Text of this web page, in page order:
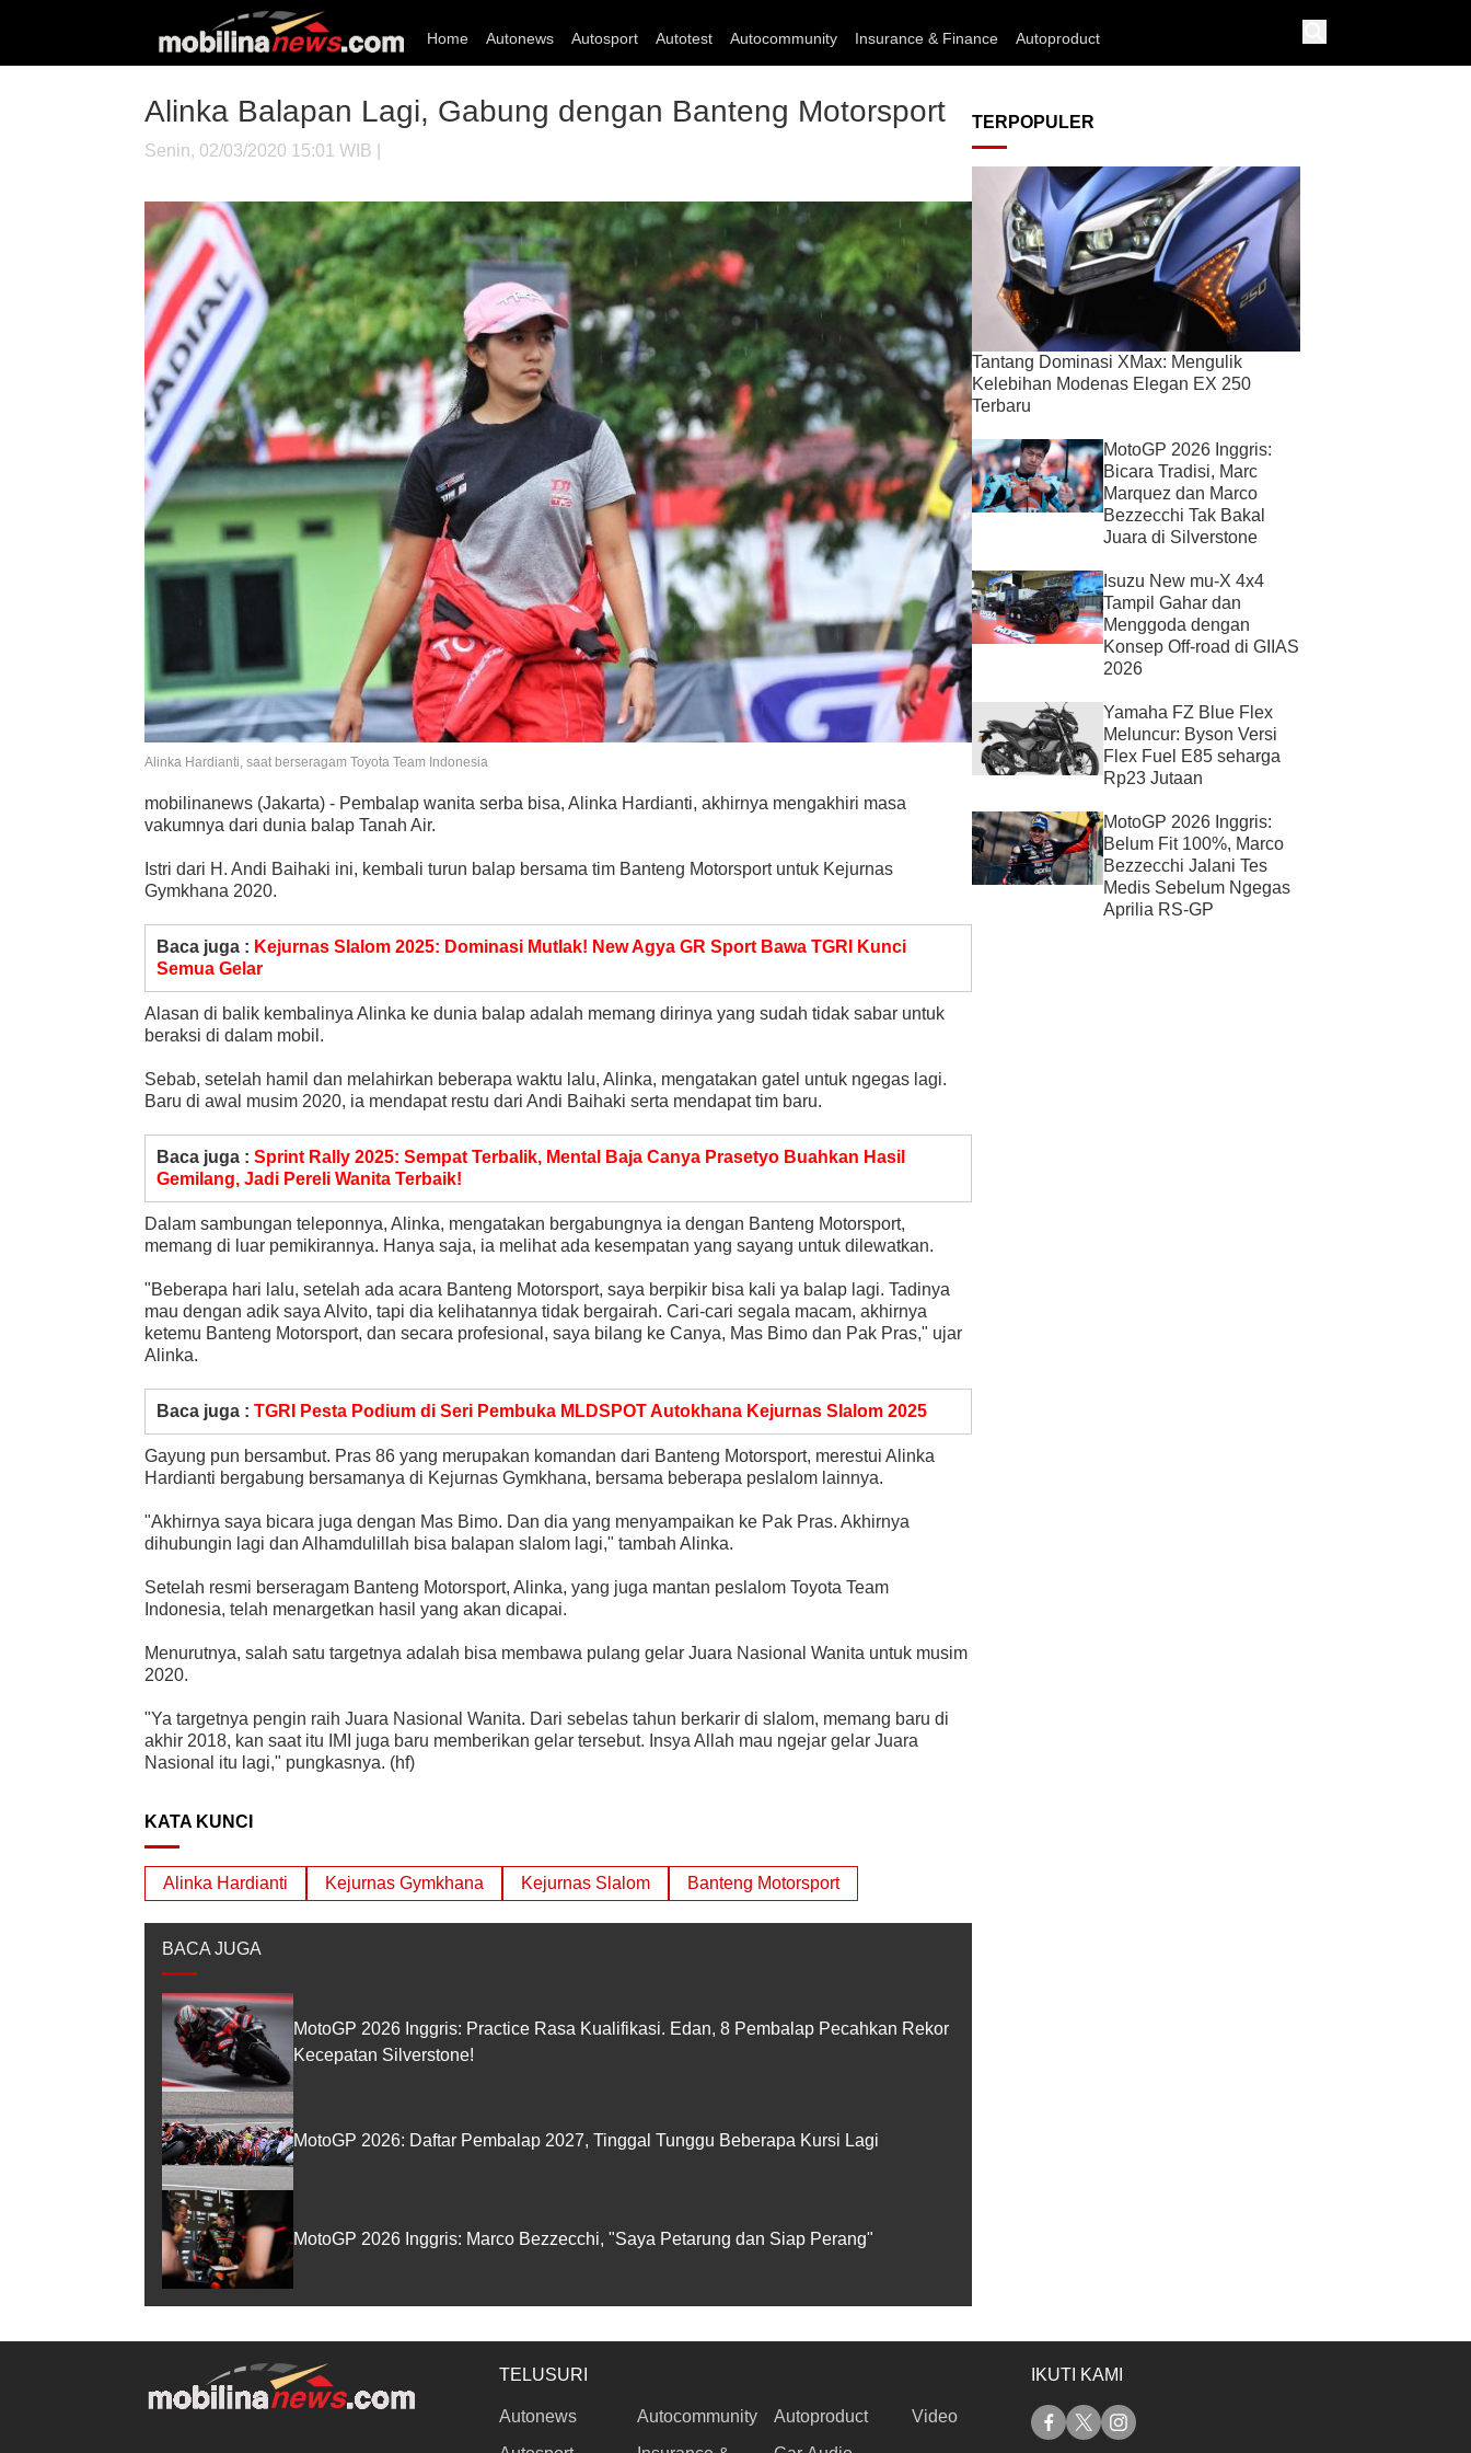
Home Autonews Autosport Autotest Autocommunity Insurance & Finance Autoproduct
Alinka Balapan Lagi, Gabung dengan Banteng Motorsport
Senin, 02/03/2020 15:01 WIB |
Alinka Hardianti, saat berseragam Toyota Team Indonesia
mobilinanews (Jakarta) - Pembalap wanita serba bisa, Alinka Hardianti, akhirnya mengakhiri masa
vakumnya dari dunia balap Tanah Air.
Istri dari H. Andi Baihaki ini, kembali turun balap bersama tim Banteng Motorsport untuk Kejurnas
Gymkhana 2020.
Baca juga : Kejurnas Slalom 2025: Dominasi Mutlak! New Agya GR Sport Bawa TGRI Kunci
Semua Gelar
Alasan di balik kembalinya Alinka ke dunia balap adalah memang dirinya yang sudah tidak sabar untuk
beraksi di dalam mobil.
Sebab, setelah hamil dan melahirkan beberapa waktu lalu, Alinka, mengatakan gatel untuk ngegas lagi.
Baru di awal musim 2020, ia mendapat restu dari Andi Baihaki serta mendapat tim baru.
Baca juga : Sprint Rally 2025: Sempat Terbalik, Mental Baja Canya Prasetyo Buahkan Hasil
Gemilang, Jadi Pereli Wanita Terbaik!
Dalam sambungan teleponnya, Alinka, mengatakan bergabungnya ia dengan Banteng Motorsport,
memang di luar pemikirannya. Hanya saja, ia melihat ada kesempatan yang sayang untuk dilewatkan.
"Beberapa hari lalu, setelah ada acara Banteng Motorsport, saya berpikir bisa kali ya balap lagi. Tadinya
mau dengan adik saya Alvito, tapi dia kelihatannya tidak bergairah. Cari-cari segala macam, akhirnya
ketemu Banteng Motorsport, dan secara profesional, saya bilang ke Canya, Mas Bimo dan Pak Pras," ujar
Alinka.
Baca juga : TGRI Pesta Podium di Seri Pembuka MLDSPOT Autokhana Kejurnas Slalom 2025
Gayung pun bersambut. Pras 86 yang merupakan komandan dari Banteng Motorsport, merestui Alinka
Hardianti bergabung bersamanya di Kejurnas Gymkhana, bersama beberapa peslalom lainnya.
"Akhirnya saya bicara juga dengan Mas Bimo. Dan dia yang menyampaikan ke Pak Pras. Akhirnya
dihubungin lagi dan Alhamdulillah bisa balapan slalom lagi," tambah Alinka.
Setelah resmi berseragam Banteng Motorsport, Alinka, yang juga mantan peslalom Toyota Team
Indonesia, telah menargetkan hasil yang akan dicapai.
Menurutnya, salah satu targetnya adalah bisa membawa pulang gelar Juara Nasional Wanita untuk musim
2020.
"Ya targetnya pengin raih Juara Nasional Wanita. Dari sebelas tahun berkarir di slalom, memang baru di
akhir 2018, kan saat itu IMI juga baru memberikan gelar tersebut. Insya Allah mau ngejar gelar Juara
Nasional itu lagi," pungkasnya. (hf)
KATA KUNCI
Alinka Hardianti Kejurnas Gymkhana Kejurnas Slalom Banteng Motorsport
BACA JUGA
MotoGP 2026 Inggris: Practice Rasa Kualifikasi. Edan, 8 Pembalap Pecahkan Rekor
Kecepatan Silverstone!
MotoGP 2026: Daftar Pembalap 2027, Tinggal Tunggu Beberapa Kursi Lagi
MotoGP 2026 Inggris: Marco Bezzecchi, "Saya Petarung dan Siap Perang"
TERPOPULER
Tantang Dominasi XMax: Mengulik
Kelebihan Modenas Elegan EX 250
Terbaru
MotoGP 2026 Inggris:
Bicara Tradisi, Marc
Marquez dan Marco
Bezzecchi Tak Bakal
Juara di Silverstone
Isuzu New mu-X 4x4
Tampil Gahar dan
Menggoda dengan
Konsep Off-road di GIIAS
2026
Yamaha FZ Blue Flex
Meluncur: Byson Versi
Flex Fuel E85 seharga
Rp23 Jutaan
MotoGP 2026 Inggris:
Belum Fit 100%, Marco
Bezzecchi Jalani Tes
Medis Sebelum Ngegas
Aprilia RS-GP
TELUSURI
Autonews
Autocommunity
Autoproduct
Video
IKUTI KAMI